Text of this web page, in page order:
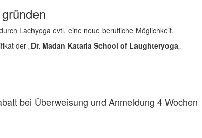
Lachyoga evtl. eine neue berufliche Möglichkeit.
der „Dr. Madan Kataria School of Laughteryoga„
bei Überweisung und Anmeldung 4 Wochen